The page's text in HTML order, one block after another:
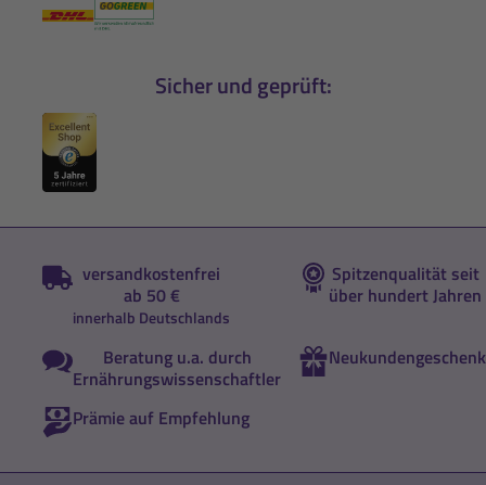
Sicher und geprüft:
versandkostenfrei
ab 50 €
innerhalb Deutschlands
Spitzenqualität seit
über hundert Jahren
Beratung u.a. durch
Ernährungswissenschaftler
Neukundengeschenk
Prämie auf Empfehlung